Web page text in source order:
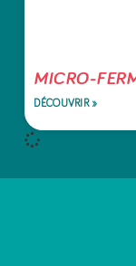
MICRO-
DÉCOUVRIR »